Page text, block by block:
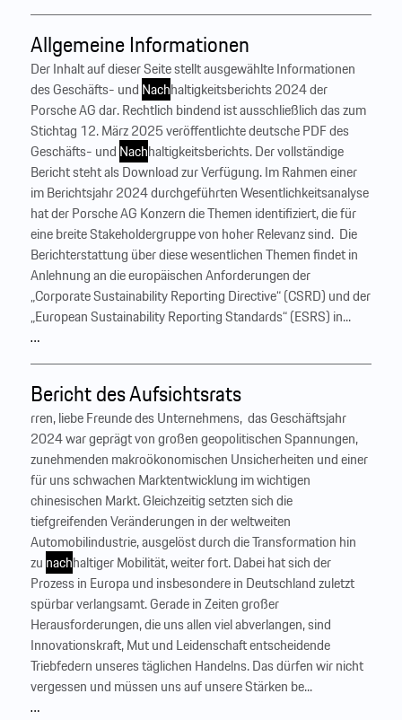
Allgemeine Informationen
Der Inhalt auf dieser Seite stellt ausgewählte Informationen
des Geschäfts- und Nachhaltigkeitsberichts 2024 der
Porsche AG dar. Rechtlich bindend ist ausschließlich das zum
Stichtag 12. März 2025 veröffentlichte deutsche PDF des
Geschäfts- und Nachhaltigkeitsberichts. Der vollständige
Bericht steht als Download zur Verfügung. Im Rahmen einer
im Berichtsjahr 2024 durchgeführten Wesentlichkeitsanalyse
hat der Porsche AG Konzern die Themen identifiziert, die für
eine breite Stakeholdergruppe von hoher Relevanz sind. ‍ Die
Berichterstattung über diese wesentlichen Themen findet in
Anlehnung an die europäischen Anforderungen der
„Corporate Sustainability Reporting Directive“ (CSRD) und der
„European Sustainability Reporting Standards“ (ESRS) in...
…
Bericht des Aufsichtsrats
rren, liebe Freunde des Unternehmens, ‍ das Geschäftsjahr
2024 war geprägt von großen geopolitischen Spannungen,
zunehmenden makroökonomischen Unsicherheiten und einer
für uns schwachen Marktentwicklung im wichtigen
chinesischen Markt. Gleichzeitig setzten sich die
tiefgreifenden Veränderungen in der weltweiten
Automobilindustrie, ausgelöst durch die Transformation hin
zu nachhaltiger Mobilität, weiter fort. Dabei hat sich der
Prozess in Europa und insbesondere in Deutschland zuletzt
spürbar verlangsamt. Gerade in Zeiten großer
Herausforderungen, die uns allen viel abverlangen, sind
Innovationskraft, Mut und Leidenschaft entscheidende
Triebfedern unseres täglichen Handelns. Das dürfen wir nicht
vergessen und müssen uns auf unsere Stärken be...
…